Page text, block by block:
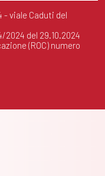
- viale Caduti del
2024 del 29.10.2024
(ROC) numero